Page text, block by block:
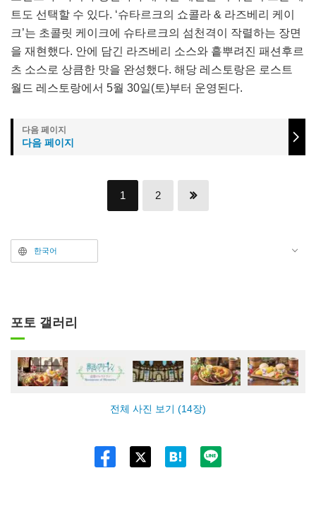
트도 선택할 수 있다. ‘슈타르크의 쇼콜라 & 라즈베리 케이
크’는 초콜릿 케이크에 슈타르크의 섬천격이 작렬하는 장면
을 재현했다. 안에 담긴 라즈베리 소스와 흩뿌려진 패션후르
츠 소스로 상큼한 맛을 완성했다. 해당 레스토랑은 로스트
월드 레스토랑에서 5월 30일(토)부터 운영된다.
다음 페이지
1 2
한국어
포토 갤러리
전체 사진 보기 (14장)